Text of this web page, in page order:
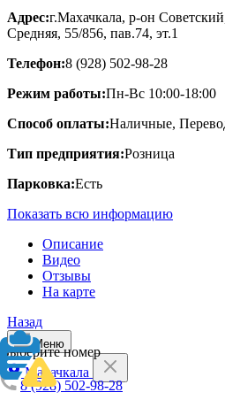
Адрес:г.Махачкала, р-он
Средняя, 55/8​56, пав.74, эт.1
Телефон:8 (928) 502-98-28
Режим работы:Пн-Вс 10:00-18:00
Способ оплаты:Наличные,
Тип предприятия:Розница
Парковка:Есть
Показать всю информацию
Описание
Видео
Отзывы
На карте
Назад
Выберите номер
8 (928) 502-98-28
Меню
Махачкала